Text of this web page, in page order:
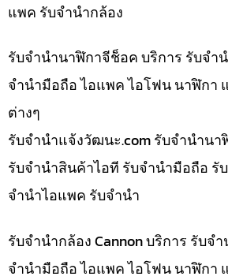
แพค รับจำนำกล้อง
รับจำนำนาฬิกาจีช็อค บริการ รับจำ
จำนำมือถือ ไอแพค ไอโฟน นาฬิกา
ต่างๆ
รับจํานําแจ้งวัฒนะ.com รับจำนำน
รับจำนำสินค้าไอที รับจำนำมือถือ รั
จำนำไอแพค รับจำนำ
รับจำนำกล้อง Cannon บริการ รับจ
จำนำมือถือ ไอแพค ไอโฟน นาฬิกา